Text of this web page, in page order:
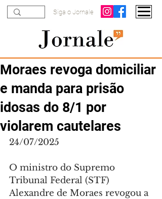
Siga o Jornale
Moraes revoga domiciliar
e manda para prisão
idosas do 8/1 por
violarem cautelares
24/07/2025
O ministro do Supremo
Tribunal Federal (STF)
Alexandre de Moraes revogou a